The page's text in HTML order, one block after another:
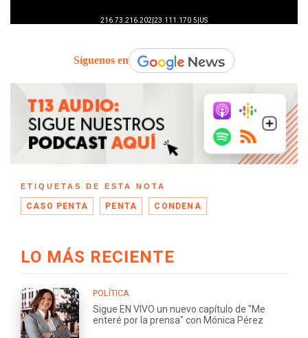
Síguenos en
ETIQUETAS DE ESTA NOTA
CASO PENTA PENTA CONDENA
LO MÁS RECIENTE
POLÍTICA
Sigue EN VIVO un nuevo capítulo de "Me
enteré por la prensa" con Mónica Pérez